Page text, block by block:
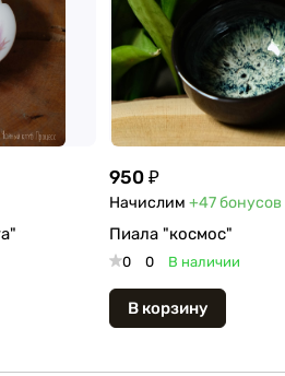
950 ₽
Начислим +47бонусов
Пиала "космос"
0 0 В наличии
В корзину